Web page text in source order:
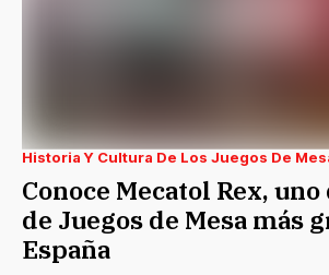
Historia Y Cultura De Los Juegos De
Conoce Mecatol Rex,
de Juegos de Mesa más
España